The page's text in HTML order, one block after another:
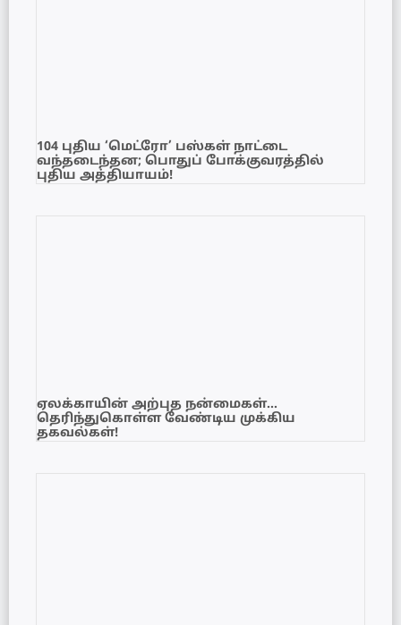
104 புதிய ‘மெட்ரோ’ பஸ்கள் நாட்டை
வந்தடைந்தன; பொதுப் போக்குவரத்தில்
புதிய அத்தியாயம்!
ஏலக்காயின் அற்புத நன்மைகள்…
தெரிந்துகொள்ள வேண்டிய முக்கிய
தகவல்கள்!